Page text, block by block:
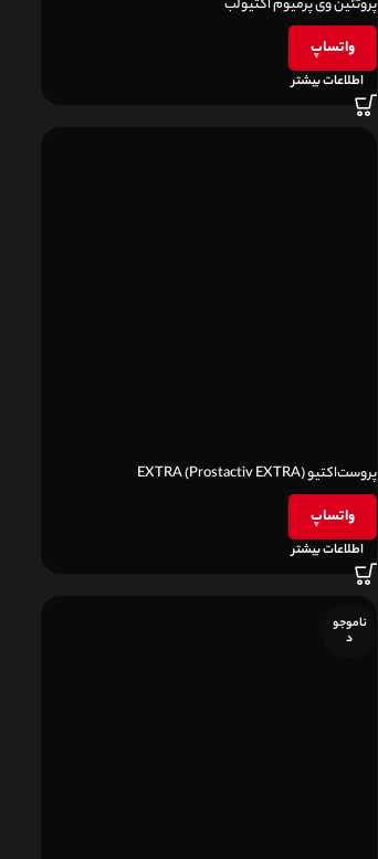
پروتئین وی پرمیوم اکتیولب
واتساپ
اطلاعات بیشتر
پروست‌اکتیو EXTRA (Prostactiv EXTRA)
واتساپ
اطلاعات بیشتر
ناموجو
د